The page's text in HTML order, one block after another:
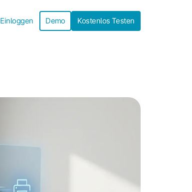
Einloggen Demo Kostenlos Testen